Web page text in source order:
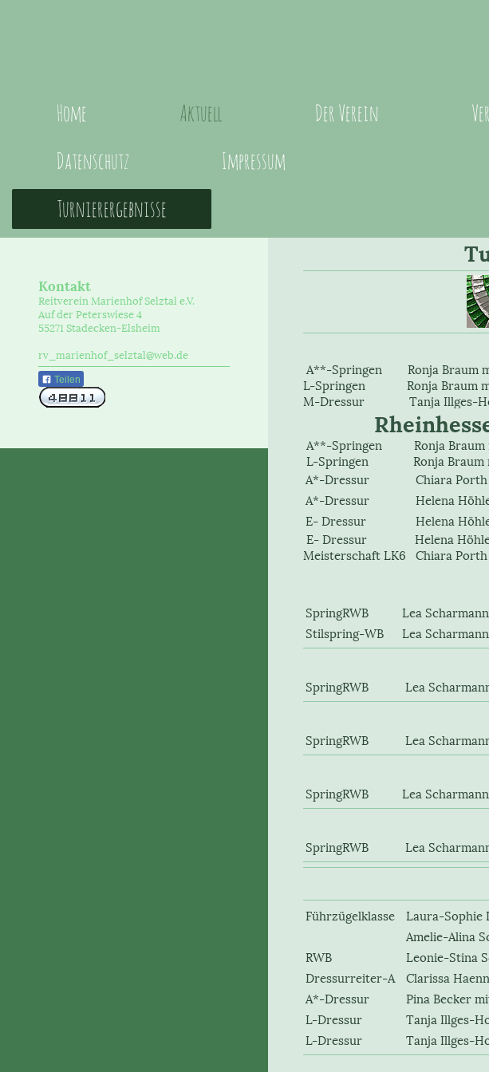
Home Aktuell Der Verein
Datenschutz
Impressum
Turnierergebnisse
A**-Springen Ronja
L-Springen Ronja
M-Dressur Tanja Illges-Holl
A**-Springen Ronja
L-Springen Ronja
A*-Dressur
Chiara
A*-Dressur
Helena
E- Dressur
Helena
E- Dressur Helena
Meisterschaft LK6 Chiara
SpringRWB
Lea
Stilspring-WB
Lea
SpringRWB
Lea
SpringRWB
Lea
SpringRWB
Lea
SpringRWB
Lea
Führzügelklasse Laura-
Amelie-Alina
RWB
Leonie-Stina
Dressurreiter-A Clarissa
A*-Dressur
Pina Becker
L-Dressur
Tanja Illges-
L-Dressur
Tanja Illges-
Kontakt
Reitverein Marienhof Selztal e.V.
Auf der Peterswiese 4
55271 Stadecken-Elsheim
rv_marienhof_selztal@web.de
Teilen